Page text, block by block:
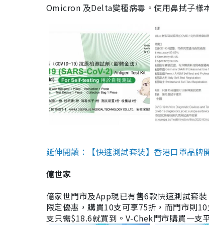
Omicron 及Delta變種病毒。使用鼻拭子樣
延伸閱讀：【快速測試套裝】香港口罩品
億世家
億家世門市及App現已有售6款快速測試套
限定優惠，購買10支可享75折，而門市則
支只需$18.6就買到。V-Chek門市購買一支